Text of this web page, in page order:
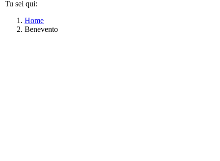
Tu sei qui:
Home
Benevento